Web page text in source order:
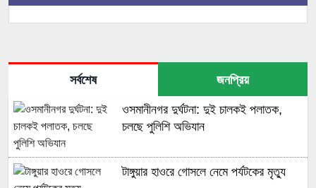
সর্বশেষ জনপ্রিয়
ওসমানীনগর দুর্ঘটনা: দুই চালকই পলাতক,
চলছে পুলিশি অভিযান
টাঙ্গুয়ার হাওরে গোসলে নেমে পর্যটকের মৃত্যু